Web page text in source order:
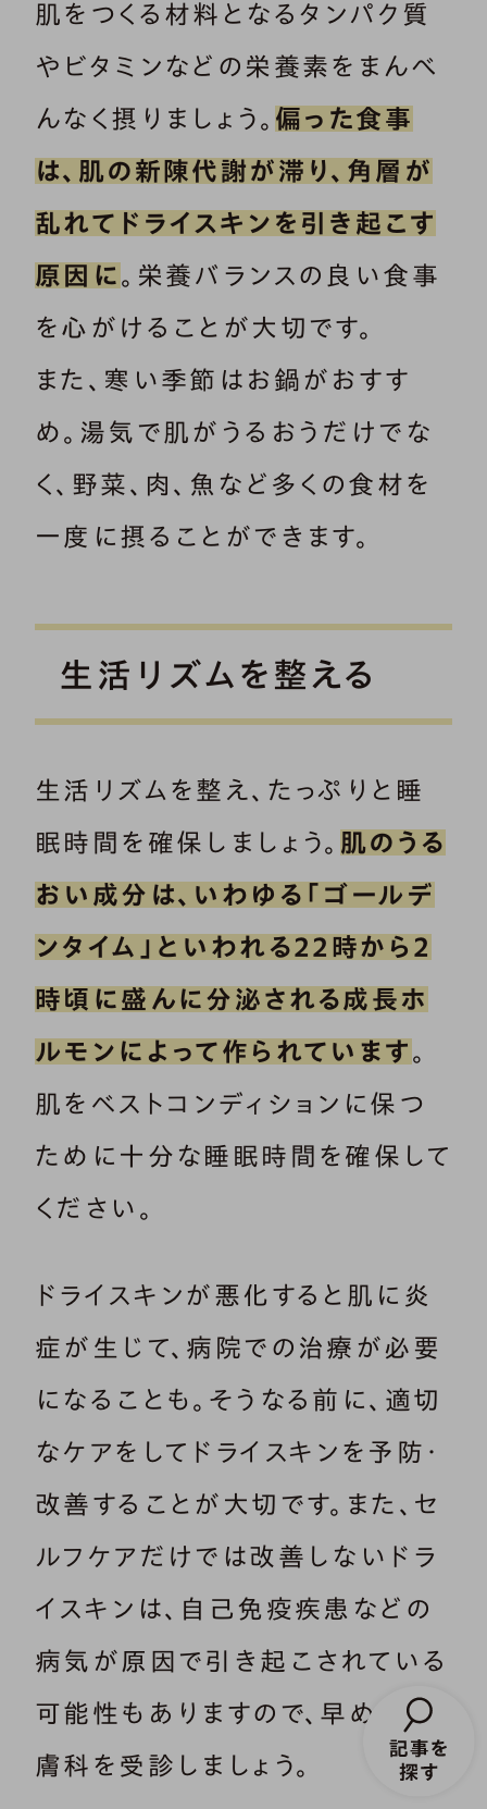
肌をつくる材料となるタンパク質
やビタミンなどの栄養素をまんべ
んなく摂りましょう。 偏った食事
は、肌の新陳代謝が滞り、角層が
乱れてドライスキンを引き起こす
原因に 。栄養バランスの良い食事
を心がけることが大切です。
また、寒い季節はお鍋がおすす
め。湯気で肌がうるおうだけでな
く、野菜、肉、魚など多くの食材を
一度に摂ることができます。
生活リズムを整える
生活リズムを整え、たっぷりと睡
眠時間を確保しましょう。 肌のうる
おい成分は、いわゆる「ゴールデ
ンタイム」といわれる22時から2
時頃に盛んに分泌される成長ホ
ルモンによって作られています 。
肌をベストコンディションに保つ
ために十分な睡眠時間を確保して
ください。
ドライスキンが悪化すると肌に炎
症が生じて、病院での治療が必要
になることも。そうなる前に、適切
なケアをしてドライスキンを予防・
改善することが大切です。また、セ
ルフケアだけでは改善しないドラ
イスキンは、自己免疫疾患などの
病気が原因で引き起こされている
可能性もありますので、早めに皮
膚科を受診しましょう。